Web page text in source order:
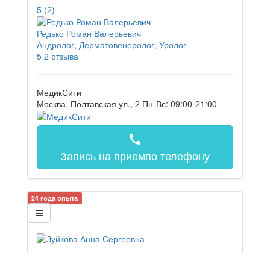
5 (2)
Редько Роман Валерьевич
Андролог, Дерматовенеролог, Уролог
5 2 отзыва
МедикСити
Москва, Полтавская ул., 2 Пн-Вс: 09:00-21:00
call
Запись на приемпо телефону
24 года опыта